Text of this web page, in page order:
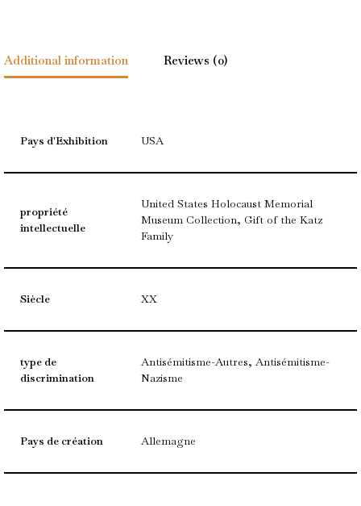
Additional information Reviews (0)
Pays d'Exhibition USA
propriété
intellectuelle
United States Holocaust Memorial
Museum Collection, Gift of the Katz
Family
Siècle XX
type de
discrimination
Antisémitisme-Autres, Antisémitisme-
Nazisme
Pays de création Allemagne